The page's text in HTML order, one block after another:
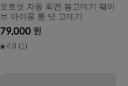
오토셋 자동 회전 봉고데기 웨이
브 아이롱 롤 빗 고데기
79,000 원
4.0 (1)